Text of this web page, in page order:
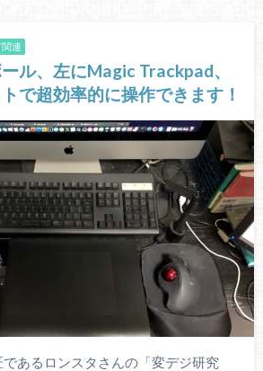
関連
ル、左にMagic Trackpad、
で超効率的に操作できます！
あるロンスタさんの「変デジ研究